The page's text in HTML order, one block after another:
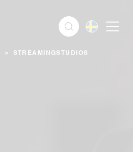
> STREAMINGSTUDIOS